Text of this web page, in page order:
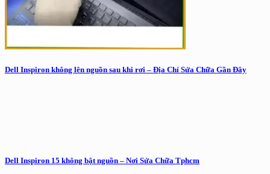
Dell Inspiron không lên nguồn sau khi rơi – Địa Chỉ Sửa Chữa Gần Đây
Dell Inspiron 15 không bật nguồn – Nơi Sửa Chữa Tphcm